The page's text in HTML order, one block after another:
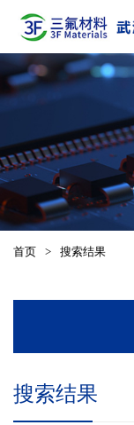
首页 > 搜索结果
搜索结果